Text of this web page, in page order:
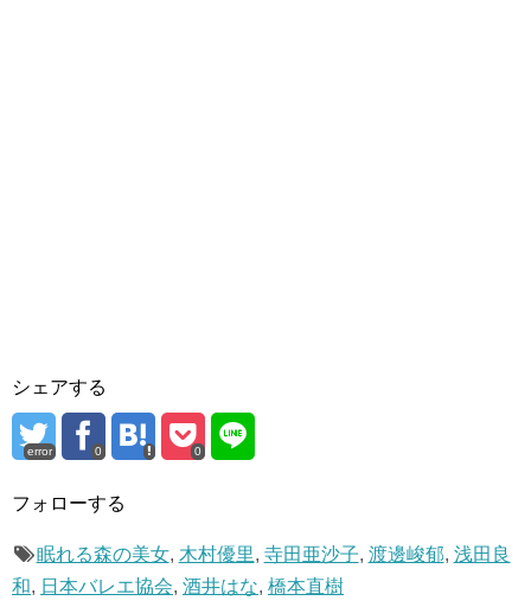
シェアする
error 0 0
フォローする
眠れる森の美女, 木村優里, 寺田亜沙子, 渡邊峻郁, 浅田良
和, 日本バレエ協会, 酒井はな, 橋本直樹